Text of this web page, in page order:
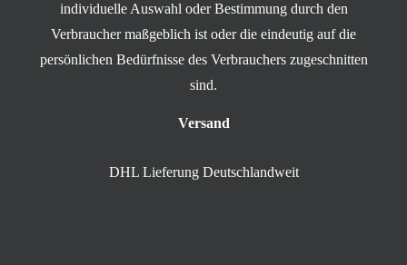
individuelle Auswahl oder Bestimmung durch den
Verbraucher maßgeblich ist oder die eindeutig auf die
persönlichen Bedürfnisse des Verbrauchers zugeschnitten
sind.
Versand
DHL Lieferung Deutschlandweit